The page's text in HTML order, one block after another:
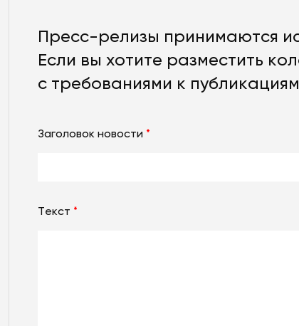
Пресс-релизы принимаются
Если вы хотите разместить
с требованиями к
Заголовок новости *
Текст *